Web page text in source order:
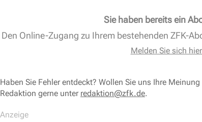
Sie haben bereits ein
Den Online-Zugang zu Ihrem bestehenden ZFK-
Melden Sie sich
Haben Sie Fehler entdeckt? Wollen Sie uns Ihre
Redaktion gerne unter redaktion@zfk.de.